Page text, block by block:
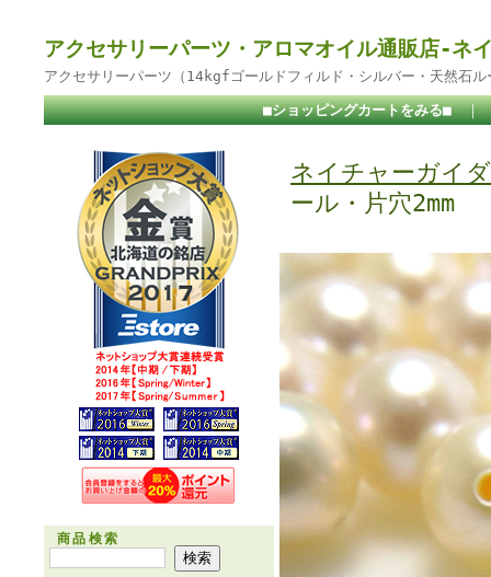
アクセサリーパーツ・アロマオイル通販店-ネ
アクセサリーパーツ（14kgfゴールドフィルド・シルバー・天然石
■ショッピングカートをみる■ ｜
商品検索
ネイチャーガイ
ール・片穴2mm